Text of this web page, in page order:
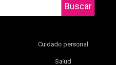
Buscar
Cuidado personal
Salud